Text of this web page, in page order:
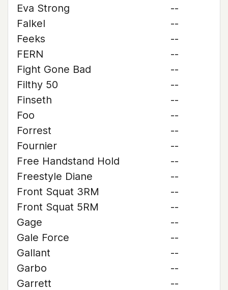
Eva Strong
--
Falkel
--
Feeks
--
FERN
--
Fight Gone Bad
--
Filthy 50
--
Finseth
--
Foo
--
Forrest
--
Fournier
--
Free Handstand Hold
--
Freestyle Diane
--
Front Squat 3RM
--
Front Squat 5RM
--
Gage
--
Gale Force
--
Gallant
--
Garbo
--
Garrett
--